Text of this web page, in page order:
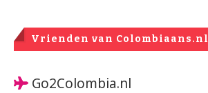
Vrienden van Colombiaans.nl
Go2Colombia.nl